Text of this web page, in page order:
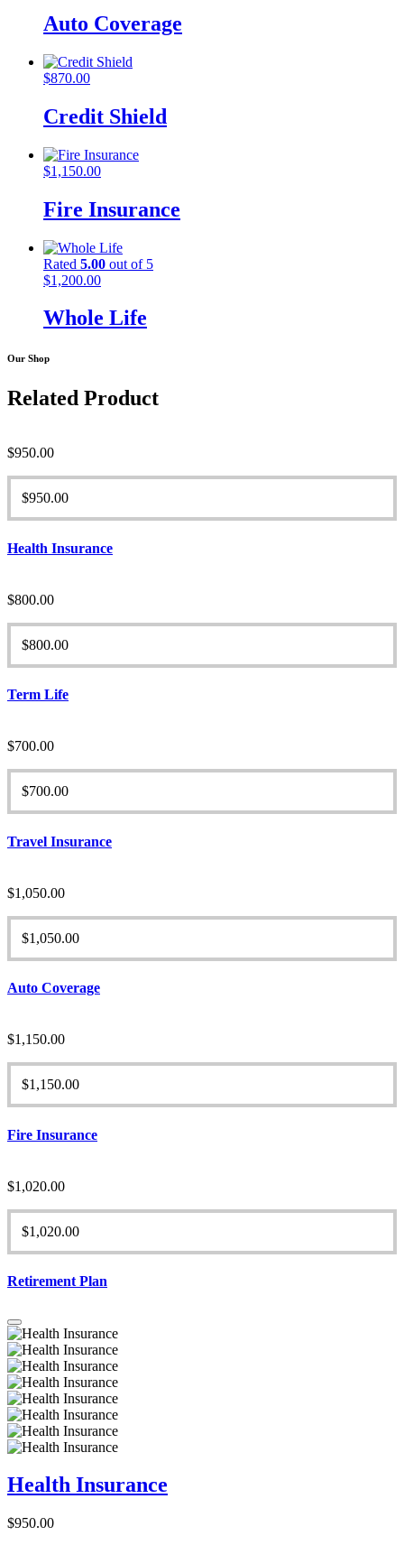
Auto Coverage
$870.00
Credit Shield
$1,150.00
Fire Insurance
Rated 5.00 out of 5
$1,200.00
Whole Life
Our Shop
Related Product
$950.00
$950.00
Health Insurance
$800.00
$800.00
Term Life
$700.00
$700.00
Travel Insurance
$1,050.00
$1,050.00
Auto Coverage
$1,150.00
$1,150.00
Fire Insurance
$1,020.00
$1,020.00
Retirement Plan
Health Insurance
$950.00